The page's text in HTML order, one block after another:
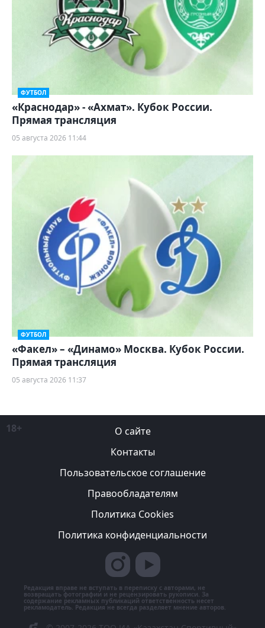
ФУТБОЛ
«Краснодар» - «Ахмат». Кубок России.
Прямая трансляция
05 августа 2026 11:44
ФУТБОЛ
«Факел» – «Динамо» Москва. Кубок России.
Прямая трансляция
05 августа 2026 11:37
18+
О сайте
Контакты
Пользовательское соглашение
Правообладателям
Политика Cookies
Политика конфиденциальности
Редакция вправе не вступать в переписку с авторами, не
возвращать фотографии и не рецензировать рукописи. За
содержание рекламных публикаций ответственность несет
рекламодатель. Редакция не всегда разделяет мнение авторов.